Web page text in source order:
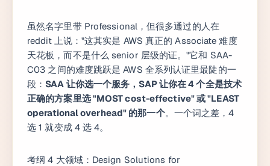
虽然名字里带 Professional，但很多通过的人在
reddit 上说："这其实是 AWS 真正的 Associate 难度
天花板，而不是什么 senior 层级的证。"它和 SAA-
C03 之间的难度跳跃是 AWS 全系列认证里最陡的一
段： SAA 让你选一个服务，SAP 让你在 4 个全是技术
正确的方案里选 "MOST cost-effective" 或 "LEAST
operational overhead" 的那一个。一个词之差，4
选 1 就变成 4 选 4。
考纲 4 大领域：Design Solutions for